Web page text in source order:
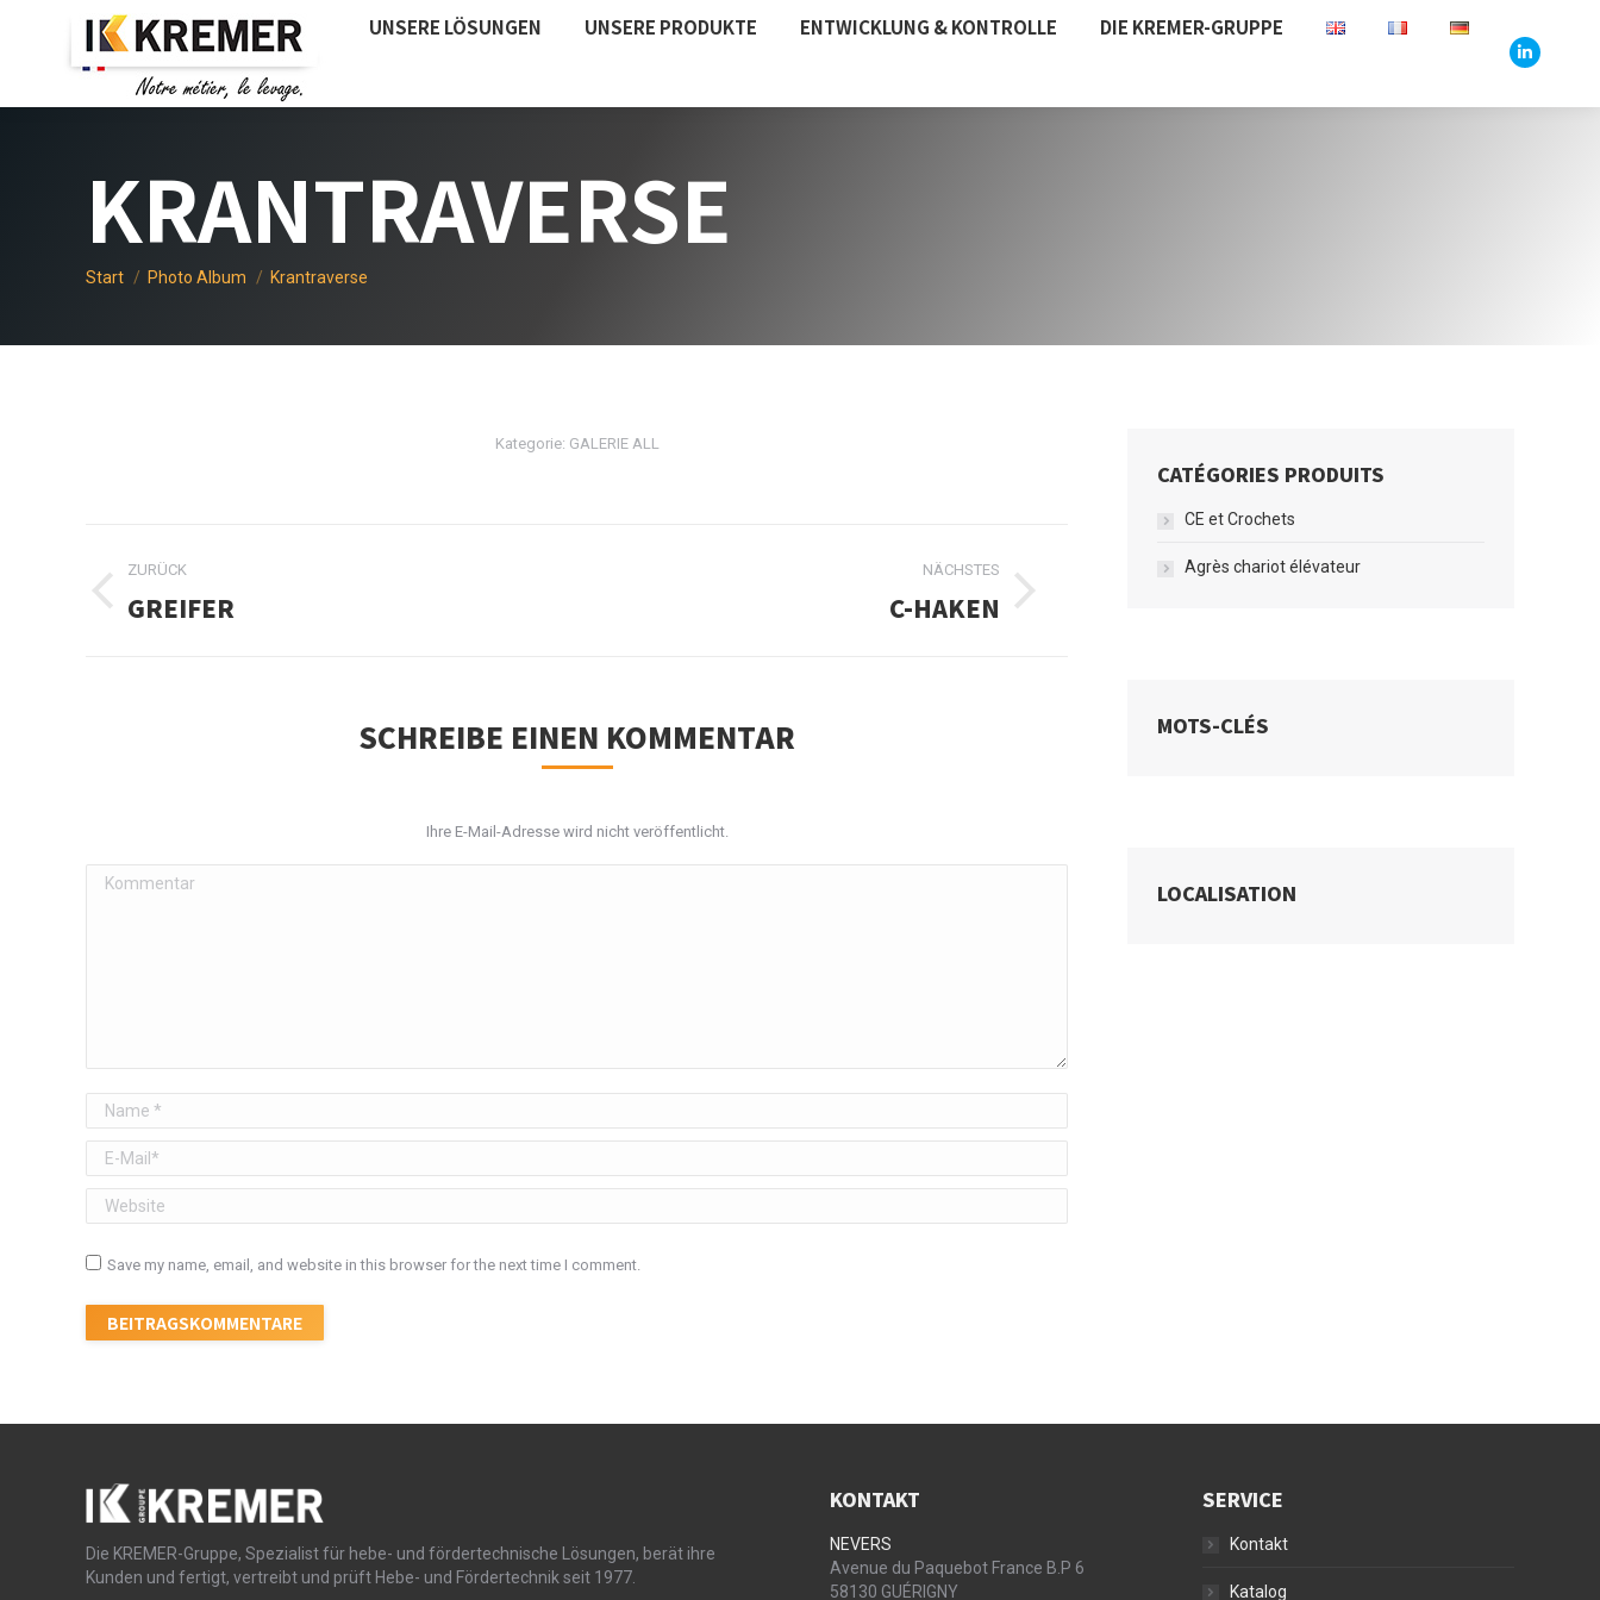
UNSERE LÖSUNGEN UNSERE PRODUKTE ENTWICKLUNG & KONTROLLE DIE KREMER-GRUPPE
Linkedin
KRANTRAVERSE
Sie befinden sich hier:
Start Photo Album Krantraverse
Kategorie: GALERIE ALL
ALBUM-
NAVIGATION
ZURÜCK
Vorheriges
GREIFER
NÄCHSTES
C-HAKEN
SCHREIBE EINEN KOMMENTAR
Ihre E-Mail-Adresse wird nicht veröffentlicht.
Kommentar
Name *
E-Mail *
Website
Save my name, email, and website in this browser for the next time I comment.
BEITRAGSKOMMENTARE
CATÉGORIES PRODUITS
CE et Crochets
Agrès chariot élévateur
MOTS-CLÉS
LOCALISATION
Die KREMER-Gruppe, Spezialist für hebe- und fördertechnische Lösungen, berät ihre
Kunden und fertigt, vertreibt und prüft Hebe- und Fördertechnik seit 1977.
KONTAKT
NEVERS
Avenue du Paquebot France B.P 6
58130 GUÉRIGNY
SERVICE
Kontakt
Katalog